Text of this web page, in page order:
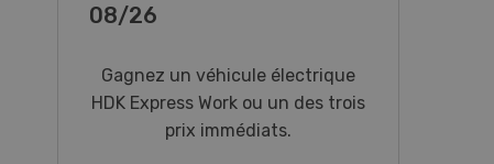
08/26
Gagnez un véhicule électrique
HDK Express Work ou un des trois
prix immédiats.